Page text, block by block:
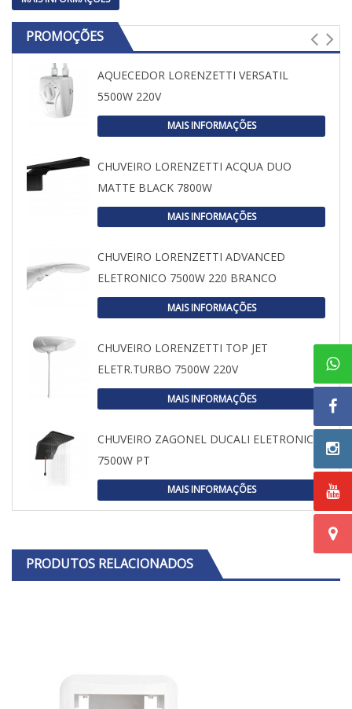
PROMOÇÕES
AQUECEDOR LORENZETTI VERSATIL
5500W 220V
MAIS INFORMAÇÕES
CHUVEIRO LORENZETTI ACQUA DUO
MATTE BLACK 7800W
MAIS INFORMAÇÕES
CHUVEIRO LORENZETTI ADVANCED
ELETRONICO 7500W 220 BRANCO
MAIS INFORMAÇÕES
CHUVEIRO LORENZETTI TOP JET
ELETR.TURBO 7500W 220V
MAIS INFORMAÇÕES
CHUVEIRO ZAGONEL DUCALI ELETRONICO
7500W PT
MAIS INFORMAÇÕES
PRODUTOS RELACIONADOS